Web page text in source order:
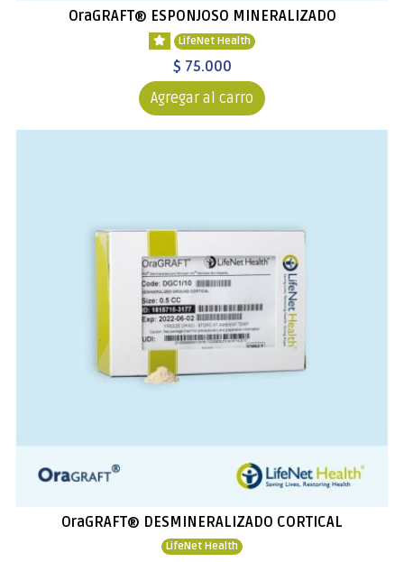
OraGRAFT® ESPONJOSO MINERALIZADO
LifeNet Health
$ 75.000
Agregar al carro
OraGRAFT® DESMINERALIZADO CORTICAL
LifeNet Health